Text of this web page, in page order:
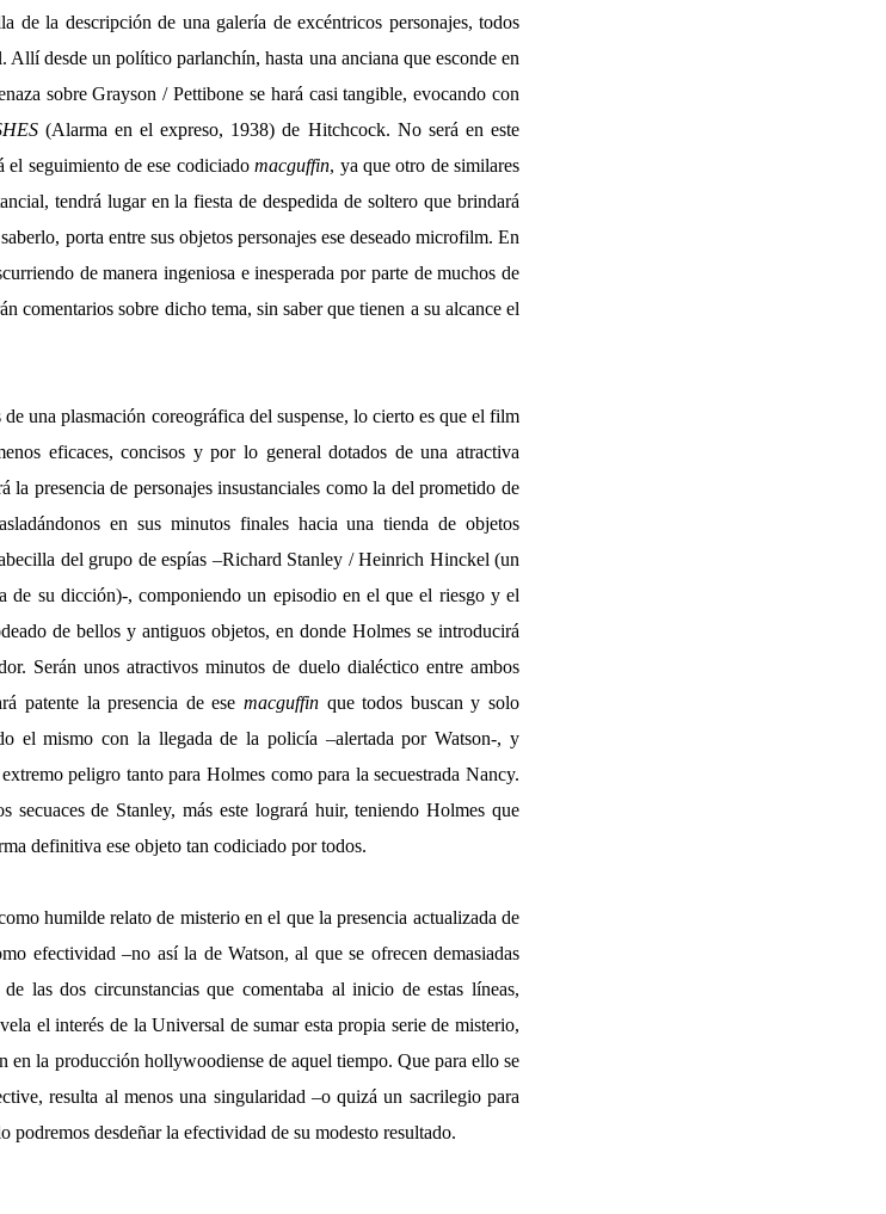
de la descripción de una galería de excéntricos personajes, todos
desde un político parlanchín, hasta una anciana que esconde en
sobre Grayson / Pettibone se hará casi tangible, evocando con
(Alarma en el expreso, 1938) de Hitchcock. No será en este
el seguimiento de ese codiciadomacguffin, ya que otro de similares
tendrá lugar en la fiesta de despedida de soltero que brindará
porta entre sus objetos personajes ese deseado microfilm. En
de manera ingeniosa e inesperada por parte de muchos de
comentarios sobre dicho tema, sin saber que tienen a su alcance el
una plasmación coreográfica del suspense, lo cierto es que el film
eficaces, concisos y por lo general dotados de una atractiva
presencia de personajes insustanciales como la del prometido de
en sus minutos finales hacia una tienda de objetos
del grupo de espías –Richard Stanley / Heinrich Hinckel (un
de su dicción)-, componiendo un episodio en el que el riesgo y el
de bellos y antiguos objetos, en donde Holmes se introducirá
Serán unos atractivos minutos de duelo dialéctico entre ambos
patente la presencia de ese macguffinque todos buscan y solo
el mismo con la llegada de la policía –alertada por Watson-, y
peligro tanto para Holmes como para la secuestrada Nancy.
secuaces de Stanley, más este logrará huir, teniendo Holmes que
definitiva ese objeto tan codiciado por todos.
humilde relato de misterio en el que la presencia actualizada de
efectividad –no así la de Watson, al que se ofrecen demasiadas
las dos circunstancias que comentaba al inicio de estas líneas,
el interés de la Universal de sumar esta propia serie de misterio,
en la producción hollywoodiense de aquel tiempo. Que para ello se
resulta al menos una singularidad –o quizá un sacrilegio para
desdeñar la efectividad de su modesto resultado.